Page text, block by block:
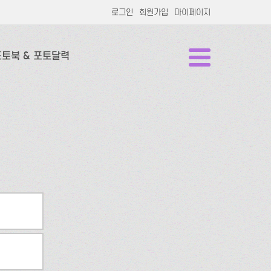
로그인 회원가입 마이페이지
북 & 포토달력